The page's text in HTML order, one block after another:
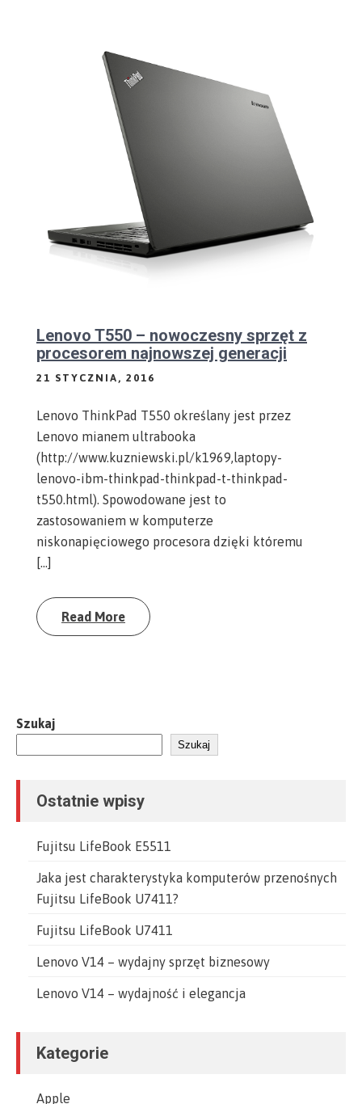
Lenovo T550 – nowoczesny sprzęt z
procesorem najnowszej generacji
21 STYCZNIA, 2016
Lenovo ThinkPad T550 określany jest przez
Lenovo mianem ultrabooka
(http://www.kuzniewski.pl/k1969,laptopy-
lenovo-ibm-thinkpad-thinkpad-t-thinkpad-
t550.html). Spowodowane jest to
zastosowaniem w komputerze
niskonapięciowego procesora dzięki któremu
[…]
Read More
Szukaj
Szukaj
Ostatnie wpisy
Fujitsu LifeBook E5511
Jaka jest charakterystyka komputerów przenośnych
Fujitsu LifeBook U7411?
Fujitsu LifeBook U7411
Lenovo V14 – wydajny sprzęt biznesowy
Lenovo V14 – wydajność i elegancja
Kategorie
Apple